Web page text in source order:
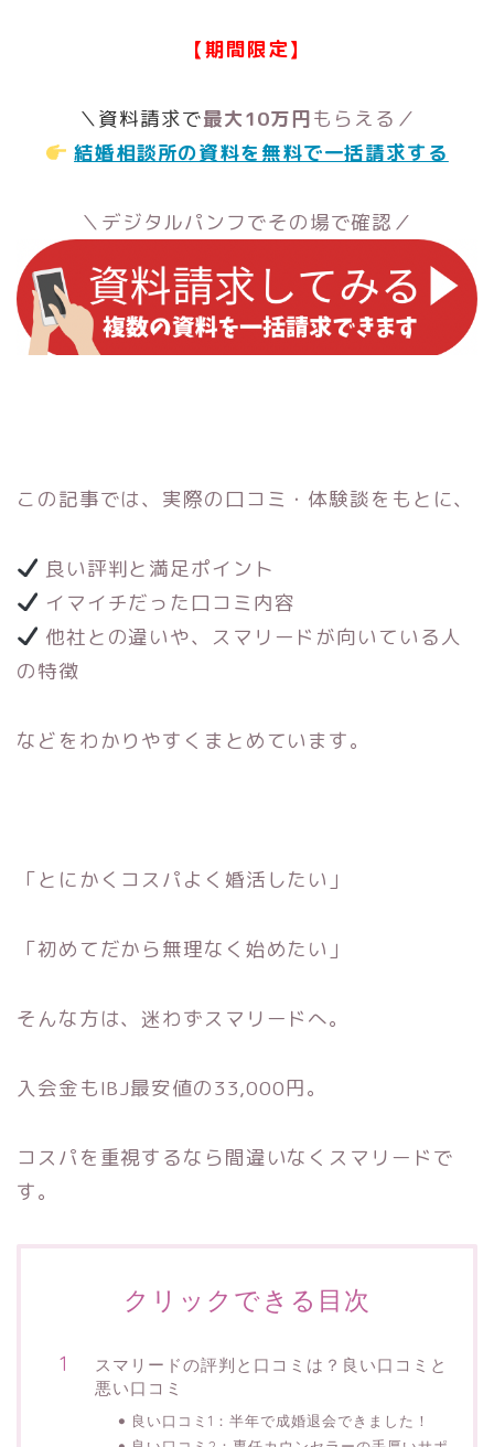
【期間限定】
＼資料請求で最大10万円もらえる／
結婚相談所の資料を無料で一括請求する
＼デジタルパンフでその場で確認／
この記事では、実際の口コミ・体験談をもとに、
良い評判と満足ポイント
イマイチだった口コミ内容
他社との違いや、スマリードが向いている人
の特徴
などをわかりやすくまとめています。
「とにかくコスパよく婚活したい」
「初めてだから無理なく始めたい」
そんな方は、迷わずスマリードへ。
入会金もIBJ最安値の33,000円。
コスパを重視するなら間違いなくスマリードで
す。
クリックできる目次
スマリードの評判と口コミは？良い口コミと
悪い口コミ
良い口コミ1：半年で成婚退会できました！